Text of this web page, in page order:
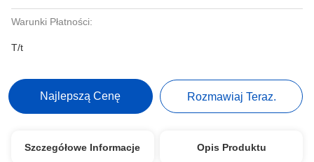
Warunki Płatności:
T/t
Najlepszą Cenę Rozmawiaj Teraz.
Szczegółowe Informacje Opis Produktu